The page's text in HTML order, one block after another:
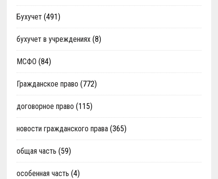
Бухучет(491)
бухучет в учреждениях(8)
МСФО (84)
Гражданское право (772)
договорное право (115)
новости гражданского права(365)
общая часть (59)
особенная часть (4)